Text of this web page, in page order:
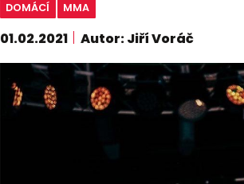
DOMÁCÍ MMA
01.02.2021 Autor: Jiří Voráč